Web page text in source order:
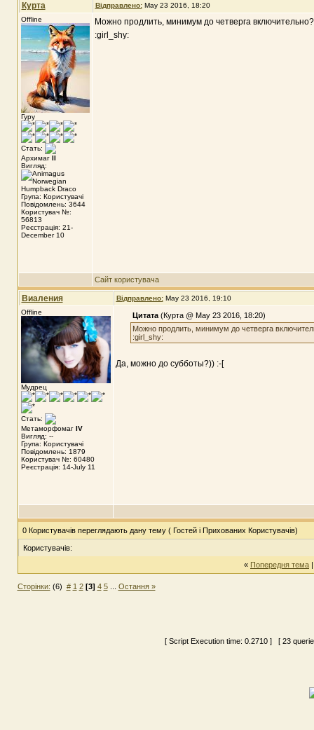
Курта Відправлено: May 23 2016, 18:20
Offline
Гуру
Стать:
Архимаг II
Вигляд:
Група: Користувачі
Повідомлень: 3644
Користувач №:
56813
Реєстрація: 21-
December 10
Можно продлить, минимум до четверга включительно?
:girl_shy:
Сайт користувача
Виаления Відправлено: May 23 2016, 19:10
Offline
Мудрец
Стать:
Метаморфомаг IV
Вигляд: --
Група: Користувачі
Повідомлень: 1879
Користувач №: 60480
Реєстрація: 14-July 11
Цитата(Курта @ May 23 2016, 18:20)
Можно продлить, минимум до четверга
:girl_shy:
Да, можно до субботы?)) :-[
0 Користувачів переглядають дану тему ( Гостей і Прихованих Користувачів)
Користувачів:
« Попередня тема
Сторінки: (6) # 1 2 [3] 4 5... Остання »
[ Script Execution time: 0.2710 ] [ 23